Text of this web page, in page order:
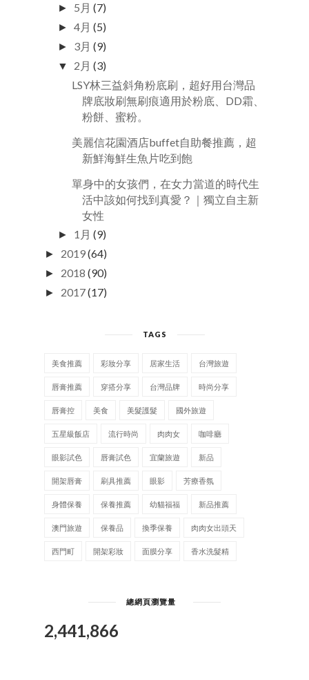
► 5月 (7)
►4月 (5)
► 3月 (9)
▼ 2月 (3)
LSY林三益斜角粉底刷，超好用台灣品
牌底妝刷無刷痕適用於粉底、DD霜、
粉餅、蜜粉。
美麗信花園酒店buffet自助餐推薦，超
新鮮海鮮生魚片吃到飽
單身中的女孩們，在女力當道的時代生
活中該如何找到真愛？｜獨立自主新
女性
► 1月 (9)
► 2019(64)
► 2018 (90)
► 2017(17)
TAGS
美食推薦 彩妝分享 居家生活 台灣旅遊
唇膏推薦 穿搭分享 台灣品牌 時尚分享
唇膏控 美食 美髮護髮 國外旅遊
五星級飯店 流行時尚 肉肉女 咖啡廳
眼影試色 唇膏試色 宜蘭旅遊 新品
開架唇膏 刷具推薦 眼影 芳療香氛
身體保養 保養推薦 幼貓福福 新品推薦
澳門旅遊 保養品 換季保養 肉肉女出頭天
西門町 開架彩妝 面膜分享 香水洗髮精
總網頁瀏覽量
2,441,866